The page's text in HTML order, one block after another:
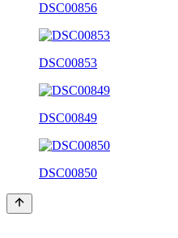
DSC00856
DSC00853
DSC00849
DSC00850